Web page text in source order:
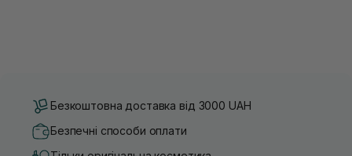
Безкоштовна доставка від 3000 UAH
Безпечні способи оплати